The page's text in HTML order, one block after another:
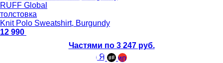
RUFF Global
толстовка
Knit Polo Sweatshirt, Burgundy
12 990
Частями по 3 247 руб.